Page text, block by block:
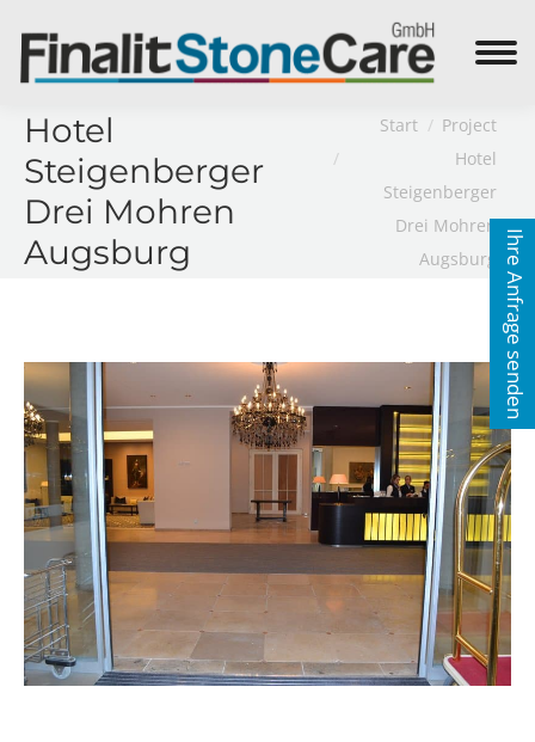
Search:
Hotel
Steigenberger
Drei Mohren
Augsburg
Sie befinden sich hier:
Start
Project
Hotel
Steigenberger
Drei Mohren
Augsburg Ihre Anfrage senden